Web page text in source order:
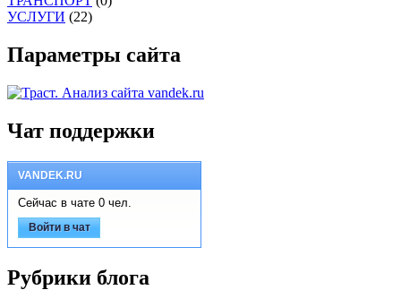
УСЛУГИ (22)
Параметры сайта
Чат поддержки
VANDEK.RU
Сейчас в чате 0 чел.
Войти в чат
Рубрики блога